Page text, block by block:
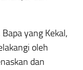
yang Kekal,
oleh
dan